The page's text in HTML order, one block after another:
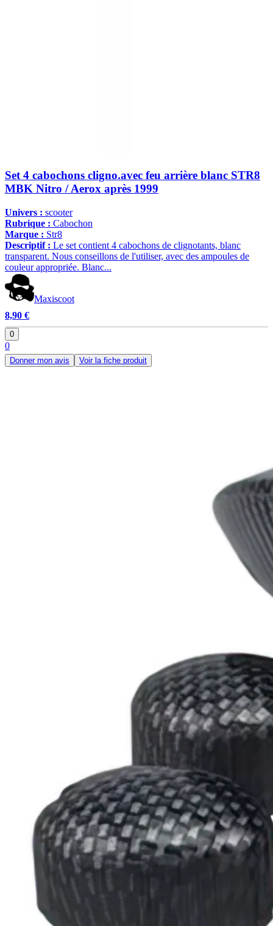
Set 4 cabochons cligno.avec feu arrière blanc STR8
MBK Nitro / Aerox après 1999
Univers : scooter
Rubrique : Cabochon
Marque : Str8
Descriptif : Le set contient 4 cabochons de clignotants, blanc
transparent. Nous conseillons de l'utiliser, avec des ampoules de
couleur appropriée. Blanc...
Maxiscoot
8,90 €
0
0
Donner mon avis Voir la fiche produit